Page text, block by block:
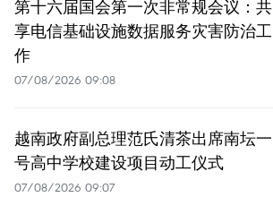
第十六届国会第一次非常规会议：共
享电信基础设施数据服务灾害防治工
作
07/08/2026 09:08
越南政府副总理范氏清茶出席南坛一
号高中学校建设项目动工仪式
07/08/2026 09:07